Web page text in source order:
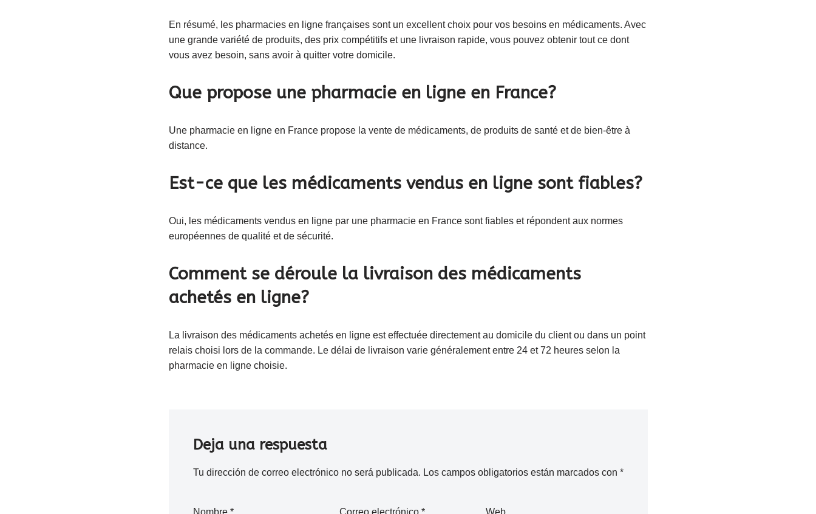
En résumé, les pharmacies en ligne françaises sont un excellent choix pour vos besoins en médicaments. Avec
une grande variété de produits, des prix compétitifs et une livraison rapide, vous pouvez obtenir tout ce dont
vous avez besoin, sans avoir à quitter votre domicile.
Que propose une pharmacie en ligne en France?
Une pharmacie en ligne en France propose la vente de médicaments, de produits de santé et de bien-être à
distance.
Est-ce que les médicaments vendus en ligne sont fiables?
Oui, les médicaments vendus en ligne par une pharmacie en France sont fiables et répondent aux normes
européennes de qualité et de sécurité.
Comment se déroule la livraison des médicaments
achetés en ligne?
La livraison des médicaments achetés en ligne est effectuée directement au domicile du client ou dans un point
relais choisi lors de la commande. Le délai de livraison varie généralement entre 24 et 72 heures selon la
pharmacie en ligne choisie.
Deja una respuesta
Tu dirección de correo electrónico no será publicada. Los campos obligatorios están marcados con *
Nombre * Correo electrónico * Web